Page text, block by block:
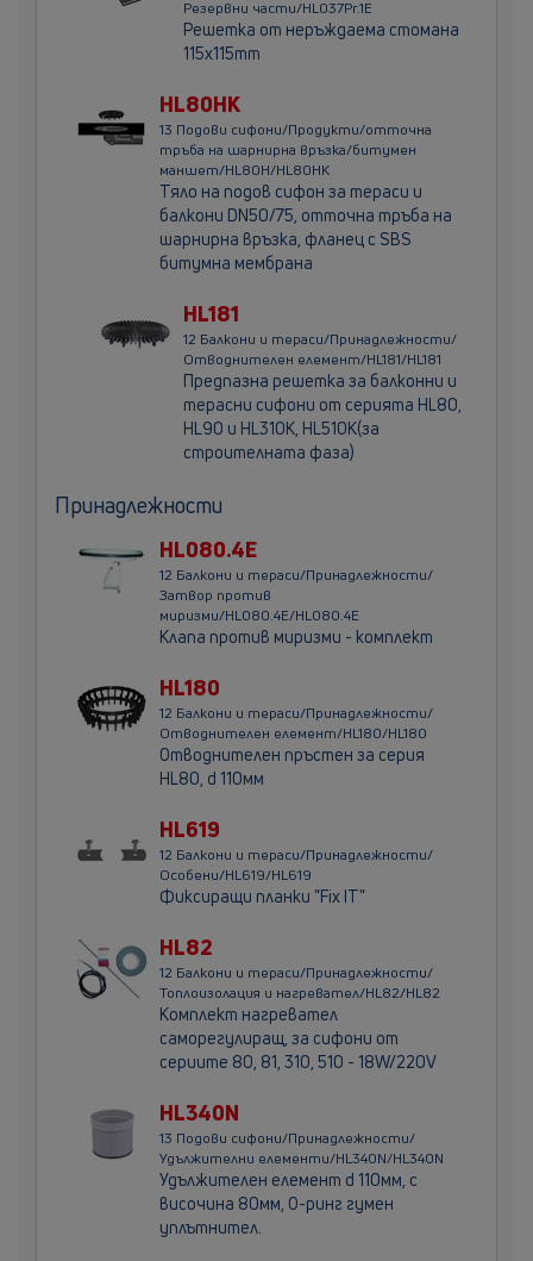
Резервни части/HL037Pr.1E
Решетка от неръждаема стомана
115x115mm
HL80HK
13 Подови сифони/Продукти/отточна
тръба на шарнирна връзка/битумен
маншет/HL80H/HL80HK
Тяло на подов сифон за тераси и
балкони DN50/75, отточна тръба на
шарнирна връзка, фланец с SBS
битумна мембрана
HL181
12 Балкони и тераси/Принадлежности/
Отводнителен елемент/HL181/HL181
Предпазна решетка за балконни и
терасни сифони от серията HL80,
HL90 и HL310K, HL510K(за
строителната фаза)
Принадлежности
HL080.4E
12 Балкони и тераси/Принадлежности/
Затвор против
миризми/HL080.4E/HL080.4E
Клапа против миризми - комплект
HL180
12 Балкони и тераси/Принадлежности/
Отводнителен елемент/HL180/HL180
Отводнителен пръстен за серия
HL80, d 110мм
HL619
12 Балкони и тераси/Принадлежности/
Особени/HL619/HL619
Фиксиращи планки "Fix IT"
HL82
12 Балкони и тераси/Принадлежности/
Топлоизолация и нагревател/HL82/HL82
Комплект нагревател
саморегулиращ, за сифони от
сериите 80, 81, 310, 510 - 18W/220V
HL340N
13 Подови сифони/Принадлежности/
Удължителни елементи/HL340N/HL340N
Удължителен елемент d 110мм, с
височина 80мм, О-ринг гумен
уплътнител.